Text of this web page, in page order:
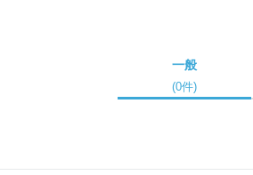
一般
(0件)